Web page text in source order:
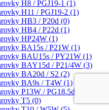
H8 / PGJ19-1 (1)
H11 / PGJ19-2 (1)
HB3 / P20d (0)
HB4 / P22d (1)
HP24W (1)
BA15s / P21W (1)
BAU15s / PY21W (1)
BAY15d / P21/4W (3)
BA20d / S2 (2)
BA9s / T4W (1)
P13W / PG18.5d-1
T5 (0)